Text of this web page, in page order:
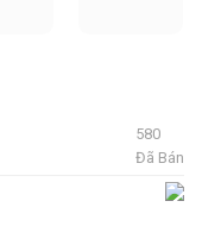
580
Đã Bán